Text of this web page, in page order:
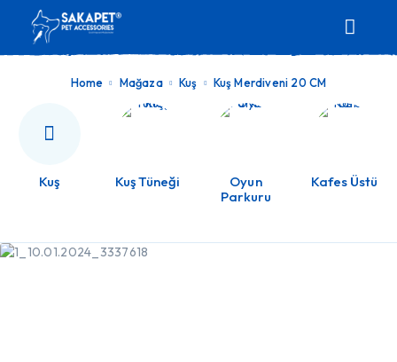
Home Mağaza Kuş Kuş Merdiveni 20 CM
Kuş Kuş Tüneği
Oyun
Parkuru
Kafes Üstü